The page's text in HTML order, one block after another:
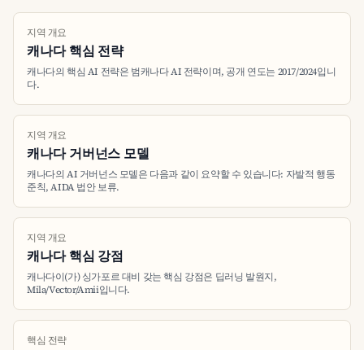
지역 개요
캐나다 핵심 전략
캐나다의 핵심 AI 전략은 범캐나다 AI 전략이며, 공개 연도는 2017/2024입니
다.
지역 개요
캐나다 거버넌스 모델
캐나다의 AI 거버넌스 모델은 다음과 같이 요약할 수 있습니다: 자발적 행동
준칙, AIDA 법안 보류.
지역 개요
캐나다 핵심 강점
캐나다이(가) 싱가포르 대비 갖는 핵심 강점은 딥러닝 발원지,
Mila/Vector/Amii입니다.
핵심 전략